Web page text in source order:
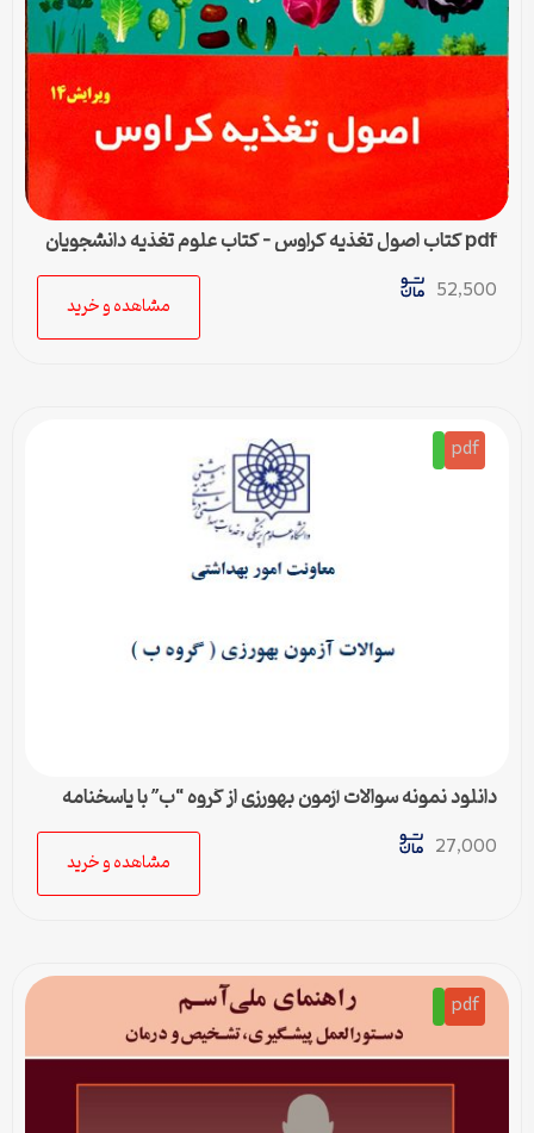
pdf کتاب اصول تغذیه کراوس – کتاب علوم تغذیه دانشجویان
52,500
مشاهده و خرید
pdf
دانلود نمونه سوالات آزمون بهورزی از گروه “ب” با پاسخنامه
تستی
27,000
مشاهده و خرید
pdf